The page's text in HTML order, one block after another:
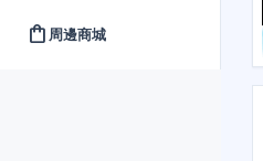
shopping_bag 周邊商城